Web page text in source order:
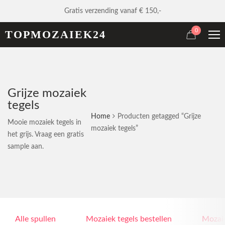
Gratis verzending vanaf € 150,-
TOPMOZAIEK24 0
Grijze mozaiek
tegels
Mooie mozaiek tegels in
het grijs. Vraag een gratis
sample aan.
Home
Producten getagged “Grijze
mozaiek tegels”
Alle spullen Mozaiek tegels bestellen